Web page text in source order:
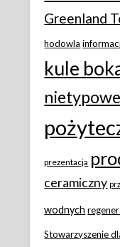
Greenland
hodowla
kule
prezentacja
ceramiczny
wodnych
Stowarzyszenie